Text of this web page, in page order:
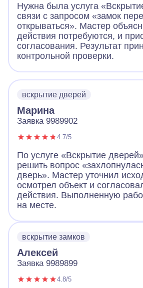
Нужна была услуга
связи с запросом «замок
открываться». Мастер
действия потребуются, и
согласования. Результат
контрольной проверки.
вскрытие дверей
Марина
Заявка 9989902
4.7/5
По услуге «Вскрытие
решить вопрос
дверь». Мастер уточнил
осмотрел объект и
действия. Выполненную
на месте.
вскрытие замков
Алексей
Заявка 9989899
4.8/5